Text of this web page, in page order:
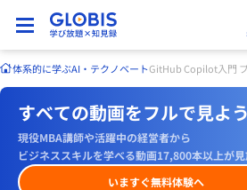
体系的に学ぶAI・テクノベートGitHub Copilot入門
すべての動画をフルで見よ
現役MBA講師や活躍中の経営者から
ビジネススキルを学べる動画17,800本以上が見
いますぐ無料体験へ